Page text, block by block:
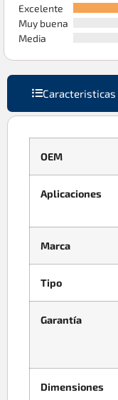
Excelente
Muy buena
Media
Caracteristicas
OEM
Aplicaciones
Marca
Tipo
Garantía
Dimensiones